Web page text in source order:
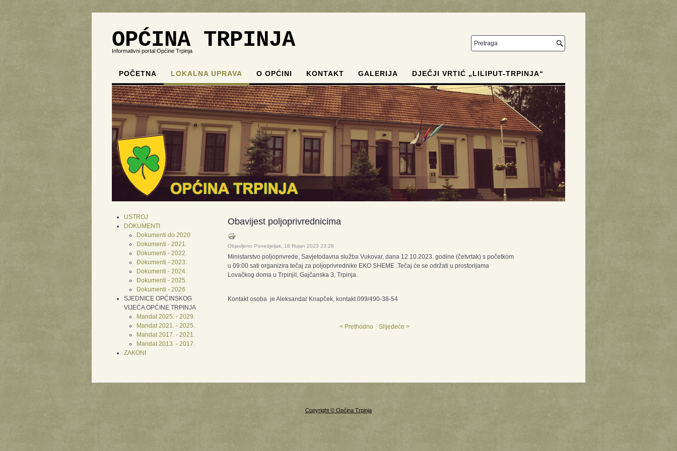
OPĆINA TRPINJA
Informativni portal Općine Trpinja
POČETNA LOKALNA UPRAVA O OPĆINI KONTAKT GALERIJA DJEČJI VRTIĆ „LILIPUT-TRPINJA“
. . . .
USTROJ
DOKUMENTI
Dokumenti do 2020
Dokumenti - 2021.
Dokumenti - 2022.
Dokumenti - 2023.
Dokumenti - 2024.
Dokumenti - 2025.
Dokumenti - 2026
SJEDNICE OPĆINSKOG
VIJEĆA OPĆINE TRPINJA
Mandat 2025. - 2029.
Mandat 2021. - 2025.
Mandat 2017. - 2021.
Mandat 2013. - 2017.
ZAKONI
Obavijest poljoprivrednicima
Objavljeno Ponedjeljak, 18 Rujan 2023 23:28
Ministarstvo poljoprivrede, Savjetodavna služba Vukovar, dana 12.10.2023. godine (četvrtak) s početkom
u 09:00 sati organizira tečaj za poljoprivrednike EKO SHEME .Tečaj će se održati u prostorijama
Lovačkog doma u TrpinjiI, Gajčanska 3, Trpinja.
Kontakt osoba je Aleksandar Knapček, kontakt 099/490-38-54
< Prethodno Slijedeće >
Copyright © Općina Trpinja
Xvideos